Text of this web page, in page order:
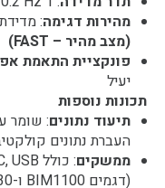
מהירות דגימה:
(מצב מהיר – FAST)
פונקציית התאמת
יעיל
תכונות נוספות
תיעוד נתונים
העברת נתונים
ממשקים